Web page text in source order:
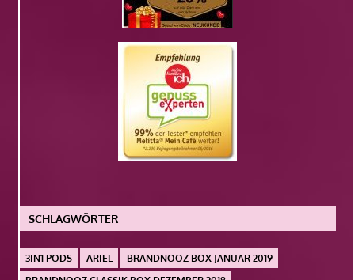
SCHLAGWÖRTER
3IN1 PODS ARIEL
BRANDNOOZ BOX JANUAR 2019